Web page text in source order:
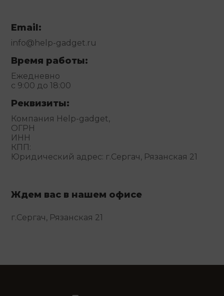
Email:
info@help-gadget.ru
Время работы:
Ежедневно
с 9:00 до 18:00
Реквизиты:
Компания Help-gadget,
ОГРН
ИНН
КПП:
Юридический адрес: г.Сергач, Рязанская 21
Ждем вас в нашем офисе
г.Сергач, Рязанская 21